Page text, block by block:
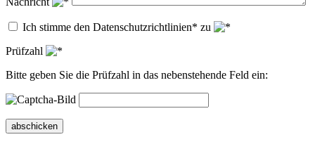
Ich stimme den Datenschutzrichtlinien* zu
Prüfzahl
Bitte geben Sie die Prüfzahl in das nebenstehende Feld ein:
abschicken